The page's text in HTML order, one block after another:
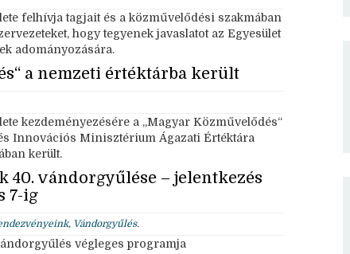
felhívja tagjait és a közművelődési szakmában
hogy tegyenek javaslatot az Egyesület
adományozására.
a nemzeti értéktárba került
kezdeményezésére a „Magyar Közművelődés“
Innovációs Minisztérium Ágazati Értéktára
került.
40. vándorgyűlése – jelentkezés
7-ig
, Vándorgyűlés.
végleges programja